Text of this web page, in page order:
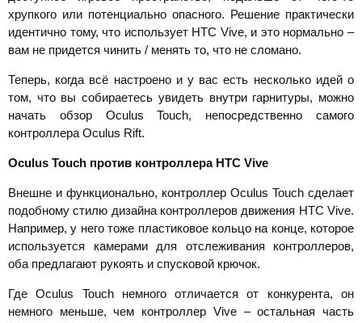
хрупкого или потенциально опасного. Решение практически
идентично тому, что использует HTC Vive, и это нормально –
вам не придется чинить / менять то, что не сломано.
Теперь, когда всё настроено и у вас есть несколько идей о
том, что вы собираетесь увидеть внутри гарнитуры, можно
начать обзор Oculus Touch, непосредственно самого
контроллера Oculus Rift.
Oculus Touch против контроллера HTC Vive
Внешне и функционально, контроллер Oculus Touch сделает
подобному стилю дизайна контроллеров движения HTC Vive.
Например, у него тоже пластиковое кольцо на конце, которое
используется камерами для отслеживания контроллеров,
оба предлагают рукоять и спусковой крючок.
Где Oculus Touch немного отличается от конкурента, он
немного меньше, чем контроллер Vive – остальная часть